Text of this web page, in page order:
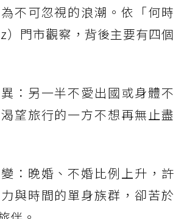
不可忽視的浪潮。依「何時
）門市觀察，背後主要有四個
：另一半不愛出國或身體不
望旅行的一方不想再無止盡
：晚婚、不婚比例上升，許
與時間的單身族群，卻苦於